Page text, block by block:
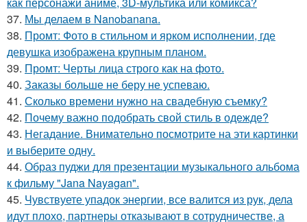
37. Мы делаем в Nanobanana.
38. Промт: Фото в стильном и ярком исполнении, где
девушка изображена крупным планом.
39. Промт: Черты лица строго как на фото.
40. Заказы больше не беру не успеваю.
41. Сколько времени нужно на свадебную съемку?
42. Почему важно подобрать свой стиль в одежде?
43. Негадание. Внимательно посмотрите на эти картинки
и выберите одну.
44. Образ пуджи для презентации музыкального альбома
к фильму "Jana Nayagan".
45. Чувствуете упадок энергии, все валится из рук, дела
идут плохо, партнеры отказывают в сотрудничестве, а